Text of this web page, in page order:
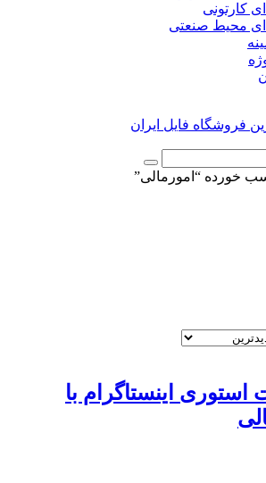
کارتونی
محیط صنعتی
خورده “امورمالی”
استوری اینستاگرام با